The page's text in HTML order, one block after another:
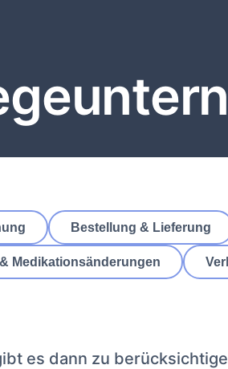
Bestellung & Lieferung
Medikationsänderungen
es dann zu